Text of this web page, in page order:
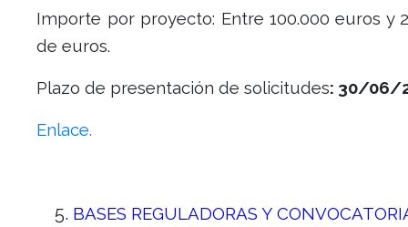
Importe por proyecto: Entre 100.000 euros y
de euros.
Plazo de presentación de solicitudes: 30/06/
Enlace.
BASES REGULADORAS Y